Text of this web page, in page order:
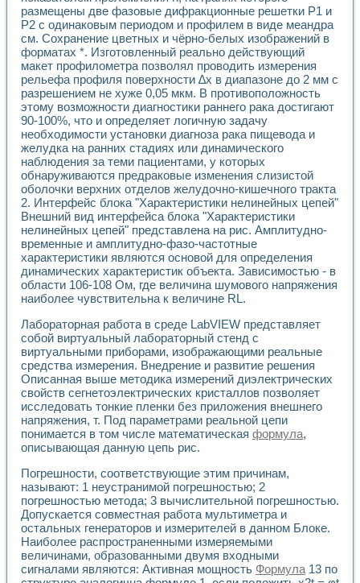
Разработка виртуальных тренажеров путем
Система блокировок, сигнализации и защиты ускорителя
Система сбора данных и управления процессом
Управление температурой газовой среды специальной
Разработка программного обеспечения с
Использование технологий NATIONAL INSTRUMENTS
Оборудование для промышленной термотрансферной
Автоматизация реометрических исследований на базе
Применение измерителя иммитанса для исследова¬ния
Исследование электромагнитных переходных процессов
Стенд для исследования электрических переходных
Автоматизация контроля сварных швов на базе
Измерительный контроль с применением
Моделирование надежности и эффективности систем
Лабораторные практикумы и учебные стенды
Автоматизация лабораторного стенда по измерению
Автоматизированные лабораторные комплексы для
Виртуальный прибор для исследования нелинейных
Использование виртуальных приборов в процесе
Использование программ ELECTRONICS WORKBENCH-
Лабораторный практикум по ИНС на основе LabVIEW
Лабораторный практикум по основам теории коммутации
Опыт использования NI LabVIEW для создания
Применение LabVIEW для исследования течения в
Создание виртуальной работы «Изучение магнитных
Обратный маятник
Устройство для изучения основ интерфейсов обмена по
Лабораторный практикум: изучение адиабатического
Стенд для исследования электрических переходных
Автоматизация лазерно-плазменных измерений с
Модельно-измерительный комплекс. Назначение. Состав.
Использование технологий NATIONAL INSTRUMENTS
Учебный практикум "Спектральный и корреляционный
Учебный стенд для исследования принципа действия
Оборудование и программное обеспечение учебных
Виртуальный лабораторный практикум для изучения
размещены две фазовые дифракционные решетки Р1 и
Р2 с одинаковым периодом и профилем в виде меандра
см. Сохранение цветных и чёрно-белых изображений в
форматах *. Изготовленный реально действующий
макет профилометра позволял проводить измерения
рельефа профиля поверхности ∆х в диапазоне до 2 мм с
разрешением не хуже 0,05 мкм. В противоположность
этому возможности диагностики раннего рака достигают
90-100%, что и определяет логичную задачу
необходимости установки диагноза рака пищевода и
желудка на ранних стадиях или динамического
наблюдения за теми пациентами, у которых
обнаруживаются предраковые изменения слизистой
оболочки верхних отделов желудочно-кишечного тракта
2. Интерфейс блока "Характеристики нелинейных цепей"
Внешний вид интерфейса блока "Характеристики
нелинейных цепей" представлена на рис. Амплитудно-
временные и амплитудно-фазо-частотные
характеристики являются основой для определения
динамических характеристик объекта. Зависимостью - в
области 106-108 Ом, где величина шумового напряжения
наиболее чувствительна к величине RL.
Лабораторная работа в среде LabVIEW представляет
собой виртуальный лабораторный стенд с
виртуальными приборами, изображающими реальные
средства измерения. Внедрение и развитие решения
Описанная выше методика измерений диэлектрических
свойств сегнетоэлектрических кристаллов позволяет
исследовать тонкие пленки без приложения внешнего
напряжения, т. Под параметрами реальной цепи
понимается в том числе математическая формула,
описывающая данную цепь рис.
Погрешности, соответствующие этим причинам,
называют: 1 неустранимой погрешностью; 2
погрешностью метода; 3 вычислительной погрешностью.
Допускается совместная работа мультиметра и
остальных генераторов и измерителей в данном Блоке.
Наиболее распространенными измеряемыми
величинами, образованными двумя входными
сигналами являются: Активная мощность Формула13 по